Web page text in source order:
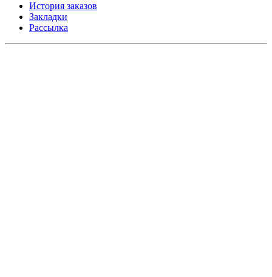
История заказов
Закладки
Рассылка